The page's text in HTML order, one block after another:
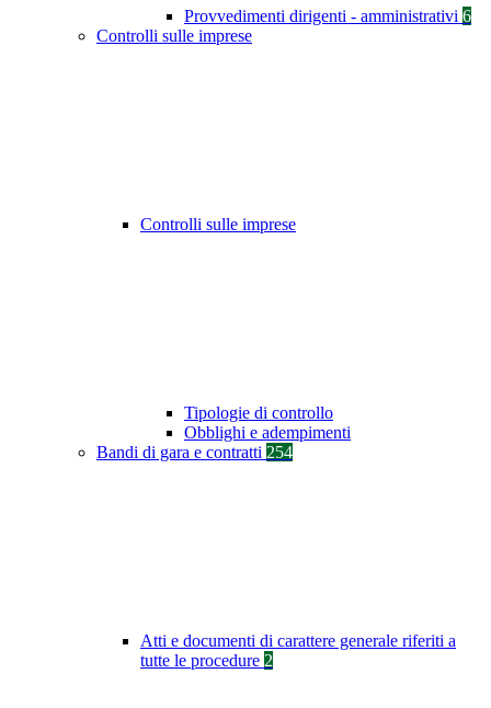
Provvedimenti dirigenti - amministrativi 6
Controlli sulle imprese
Controlli sulle imprese
Tipologie di controllo
Obblighi e adempimenti
Bandi di gara e contratti 254
Atti e documenti di carattere generale riferiti a
tutte le procedure 2